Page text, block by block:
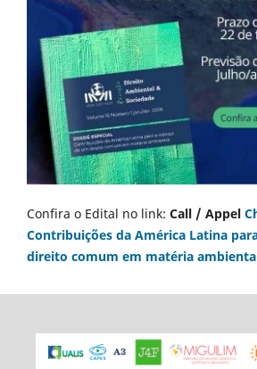
Confira o Edital no link: Call / Appel
Contribuições da América Latina
direito comum em matéria